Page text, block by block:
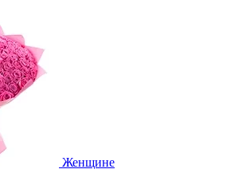
Женщине